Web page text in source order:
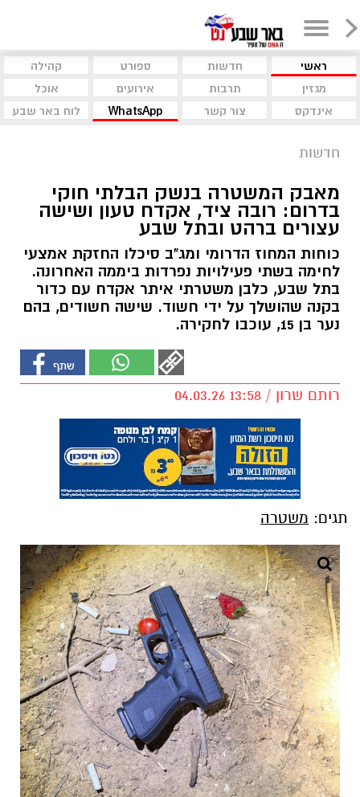
ראשי חדשות ספורט
קהילה
מגזין
תרבות אירועים
אוכל
אינדקס
צור קשר WhatsApp לוח באר שבע
חדשות
מאבק המשטרה בנשק הבלתי חוקי
בדרום: רובה ציד, אקדח טעון ושישה
עצורים ברהט ובתל שבע
כוחות המחוז הדרומי ומג"ב סיכלו החזקת אמצעי
לחימה בשתי פעילויות נפרדות ביממה האחרונה.
בתל שבע, כלבן משטרתי איתר אקדח עם כדור
בקנה שהושלך על ידי חשוד. שישה חשודים, בהם
נער בן 15, עוכבו לחקירה.
רותם שרון / 13:58 04.03.26
תגים: משטרה